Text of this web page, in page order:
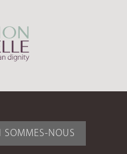
SOMMES-NOUS